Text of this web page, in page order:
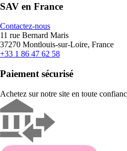
SAV en France
Contactez-nous
11 rue Bernard Maris
37270 Montlouis-sur-Loire, France
+33 1 86 47 62 58
Paiement sécurisé
Achetez sur notre site en toute